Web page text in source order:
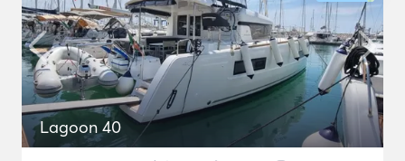
Lagoon 40